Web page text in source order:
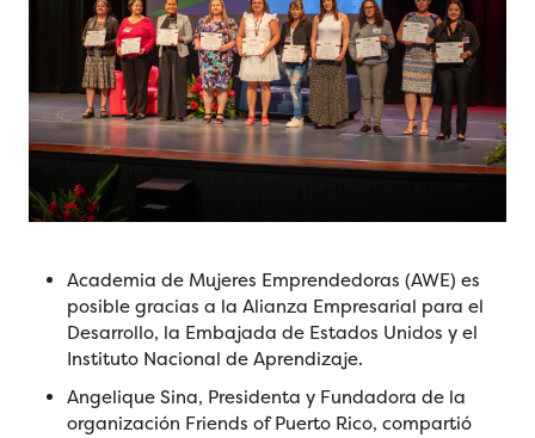
Academia de Mujeres Emprendedoras (AWE) es
posible gracias a la Alianza Empresarial para el
Desarrollo, la Embajada de Estados Unidos y el
Instituto Nacional de Aprendizaje.
Angelique Sina, Presidenta y Fundadora de la
organización Friends of Puerto Rico, compartió